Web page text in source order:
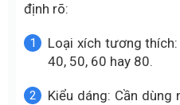
định rõ:
Loại xích tương
40, 50, 60 hay 80.
Kiểu dáng: Cần dùng